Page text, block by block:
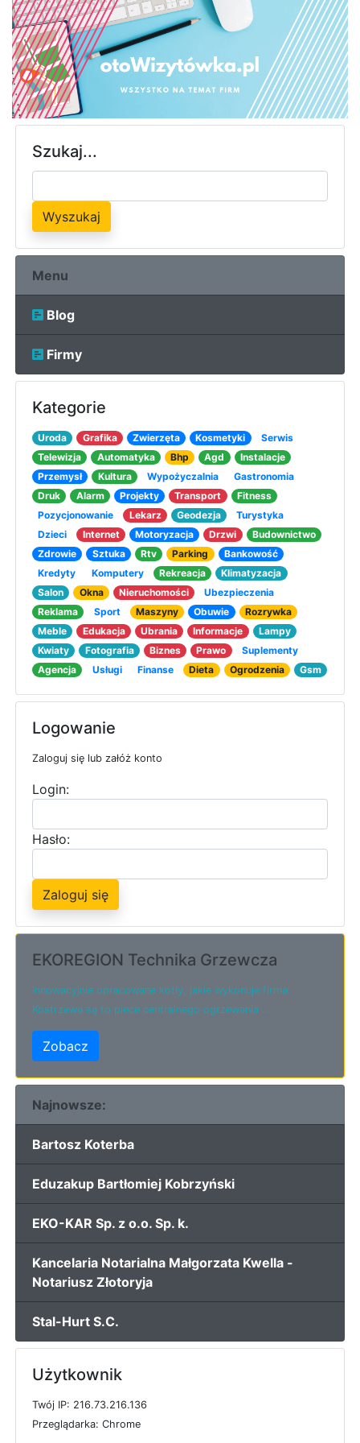
Szukaj...
Wyszukaj
Menu
Blog
Firmy
Kategorie
Uroda Grafika Zwierzęta Kosmetyki
Serwis
Telewizja
Automatyka Bhp Agd
Instalacje
Przemysł
Kultura Wypożyczalnia
Gastronomia
Druk
Alarm Projekty Transport
Fitness
Pozycjonowanie
Lekarz Geodezja
Turystyka
Dzieci
Internet Motoryzacja Drzwi
Budownictwo
Zdrowie
Sztuka Rtv Parking
Bankowość
Kredyty
Komputery Rekreacja
Klimatyzacja
Salon
Okna Nieruchomości
Ubezpieczenia
Reklama
Sport Maszyny Obuwie
Rozrywka
Meble
Edukacja Ubrania Informacje
Lampy
Kwiaty
Fotografia Biznes Prawo
Suplementy
Agencja
Usługi Finanse Dieta Ogrodzenia Gsm
Logowanie
Zaloguj się lub załóż konto
Login:
Hasło:
Zaloguj się
EKOREGION Technika Grzewcza
Innowacyjnie opracowane kotły, jakie wykonuje firma
Kostrzewa są to piece centralnego ogrzewania ...
Zobacz
Najnowsze:
Bartosz Koterba
Eduzakup Bartłomiej Kobrzyński
EKO-KAR Sp. z o.o. Sp. k.
Kancelaria Notarialna Małgorzata Kwella -
Notariusz Złotoryja
Stal-Hurt S.C.
Użytkownik
Twój IP: 216.73.216.136
Przeglądarka: Chrome